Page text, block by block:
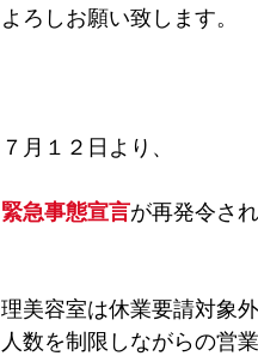
よろしお願い致します。
７月１２日より、
緊急事態宣言が再発令さ
理美容室は休業要請対象
人数を制限しながらの営